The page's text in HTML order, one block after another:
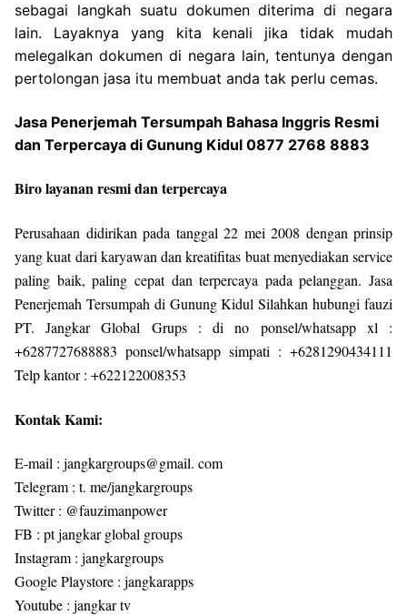
sebagai langkah suatu dokumen diterima di negara
lain. Layaknya yang kita kenali jika tidak mudah
melegalkan dokumen di negara lain, tentunya dengan
pertolongan jasa itu membuat anda tak perlu cemas.
Jasa Penerjemah Tersumpah Bahasa Inggris Resmi
dan Terpercaya di Gunung Kidul 0877 2768 8883
Biro layanan resmi dan terpercaya
Perusahaan didirikan pada tanggal 22 mei 2008 dengan prinsip
yang kuat dari karyawan dan kreatifitas buat menyediakan service
paling baik, paling cepat dan terpercaya pada pelanggan. Jasa
Penerjemah Tersumpah di Gunung Kidul Silahkan hubungi fauzi
PT. Jangkar Global Grups : di no ponsel/whatsapp xl :
+6287727688883 ponsel/whatsapp simpati : +6281290434111
Telp kantor : +622122008353
Kontak Kami:
E-mail : jangkargroups@gmail. com
Telegram : t. me/jangkargroups
Twitter : @fauzimanpower
FB : pt jangkar global groups
Instagram : jangkargroups
Google Playstore : jangkarapps
Youtube : jangkar tv